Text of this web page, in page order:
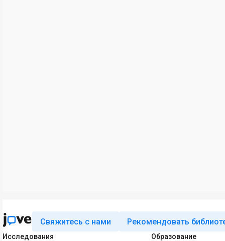
Свяжитесь с нами Рекомендовать
Исследования
Образование